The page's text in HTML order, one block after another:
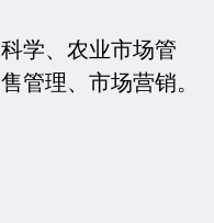
学、农业市场管
管理、市场营销。